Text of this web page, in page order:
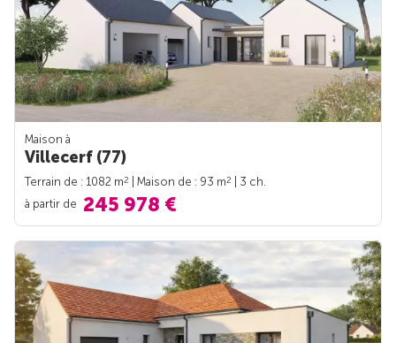
Maison à
Villecerf (77)
Terrain de : 1082 m2 | Maison de : 93 m2
| 3 ch.
à partir de 245 978 €